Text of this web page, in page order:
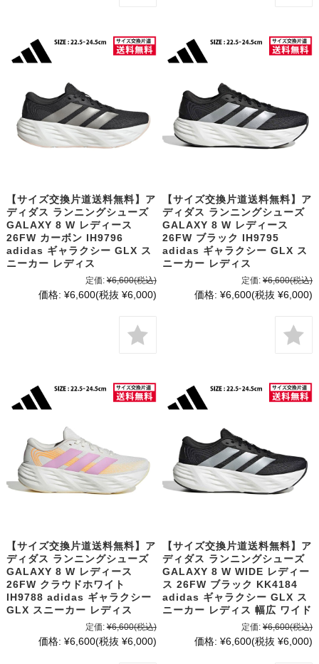
【サイズ交換片道送料無料】ア
ディダス ランニングシューズ
GALAXY 8 W レディース
26FW カーボン IH9796
adidas ギャラクシー GLX ス
ニーカー レディス
定価: ¥6,600(税込)
価格: ¥6,600(税抜 ¥6,000)
【サイズ交換片道送料無料】ア
ディダス ランニングシューズ
GALAXY 8 W レディース
26FW ブラック IH9795
adidas ギャラクシー GLX ス
ニーカー レディス
定価: ¥6,600(税込)
価格: ¥6,600(税抜 ¥6,000)
【サイズ交換片道送料無料】ア
ディダス ランニングシューズ
GALAXY 8 W レディース
26FW クラウドホワイト
IH9788 adidas ギャラクシー
GLX スニーカー レディス
定価: ¥6,600(税込)
価格: ¥6,600(税抜 ¥6,000)
【サイズ交換片道送料無料】ア
ディダス ランニングシューズ
GALAXY 8 W WIDE レディー
ス 26FW ブラック KK4184
adidas ギャラクシー GLX ス
ニーカー レディス 幅広 ワイド
定価: ¥6,600(税込)
価格: ¥6,600(税抜 ¥6,000)